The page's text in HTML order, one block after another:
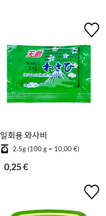
일회용 와사비
2.5g (100 g = 10,00 €)
0,25 €